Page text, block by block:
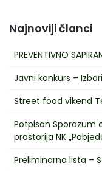
Najnoviji članci
PREVENTIVNO
Javni konkurs –
Street food vikend
Potpisan Sporazum
prostorija NK
Preliminarna lista –